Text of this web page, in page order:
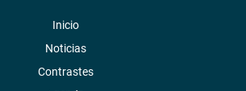
Inicio
Noticias
Contrastes